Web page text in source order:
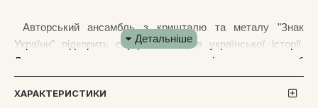
Авторський ансамбль з кришталю та металу "Знак
України" підкорить серця любителів української історії.
Легенда, що тягнеться з далеких часі про наш тризуб
надихнула ювелірів на його втілення у благородному
металі.
ХАРАКТЕРИСТИКИ